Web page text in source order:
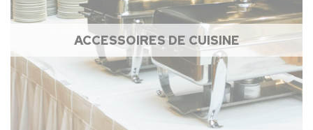
ACCESSOIRES DE CUISINE